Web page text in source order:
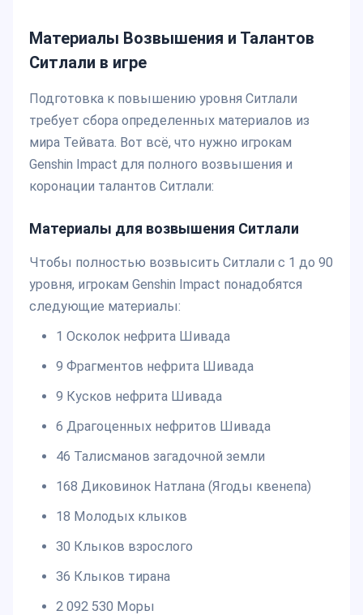
Материалы Возвышения и Талантов
Ситлали в игре
Подготовка к повышению уровня Ситлали
требует сбора определенных материалов из
мира Тейвата. Вот всё, что нужно игрокам
Genshin Impact для полного возвышения и
коронации талантов Ситлали:
Материалы для возвышения Ситлали
Чтобы полностью возвысить Ситлали с 1 до 90
уровня, игрокам Genshin Impact понадобятся
следующие материалы:
1 Осколок нефрита Шивада
9 Фрагментов нефрита Шивада
9 Кусков нефрита Шивада
6 Драгоценных нефритов Шивада
46 Талисманов загадочной земли
168 Диковинок Натлана (Ягоды квенепа)
18 Молодых клыков
30 Клыков взрослого
36 Клыков тирана
2 092 530 Моры